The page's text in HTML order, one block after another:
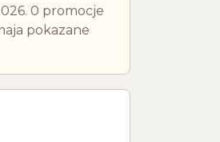
0 promocje
pokazane